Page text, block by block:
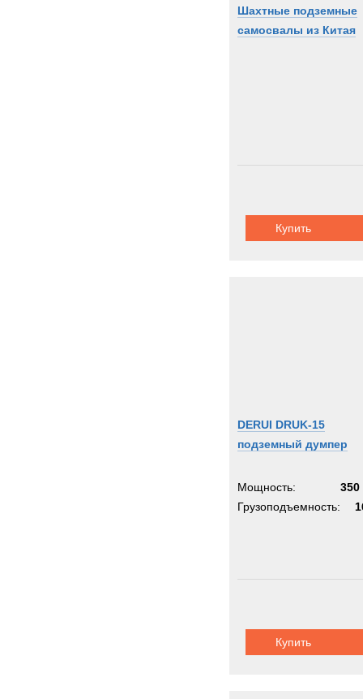
Шахтные подземные
самосвалы из Китая
Купить
DERUI DRUK-15
подземный думпер
Мощность:
350
Грузоподъемность:
Купить